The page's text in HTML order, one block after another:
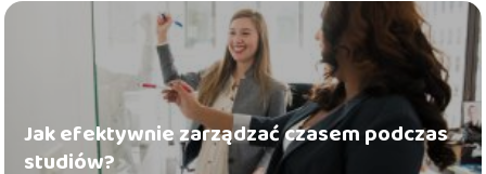
Jak efektywnie zarządzać czasem podczas
studiów?